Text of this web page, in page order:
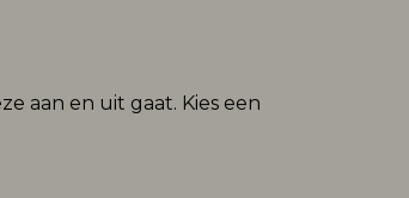
aan en uit gaat. Kies een